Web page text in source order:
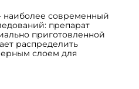
наиболее современный
препарат
приготовленной
распределить
слоем для